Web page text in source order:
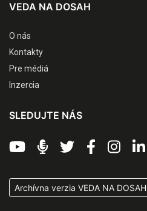
VEDA NA DOSAH
O nás
Kontakty
Pre médiá
Inzercia
SLEDUJTE NÁS
Archívna verzia VEDA NA DOSAH